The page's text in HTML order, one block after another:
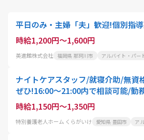
平日のみ・主婦「夫」歓迎!個別指
時給1,200円～1,600円
英進館株式会社 福岡県 那珂川市 アルバイト・パー
ナイトケアスタッフ/就寝介助/無資
ぜひ!16:00～21:00内で相談可能/勤
能!学生・シニア層・主婦/主夫/の方
時給1,150円～1,350円
特別養護老人ホーム くらがいけ 愛知県 豊田市 ア